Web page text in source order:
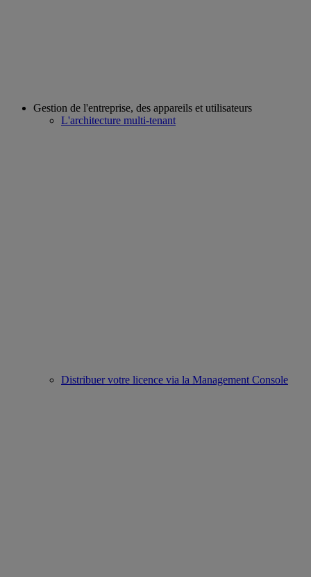
Gestion de l'entreprise, des appareils et utilisateurs
L'architecture multi-tenant
Distribuer votre licence via la Management Console